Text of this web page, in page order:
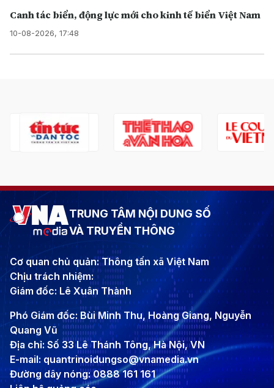
Canh tác biển, động lực mới cho kinh tế biển Việt Nam
10-08-2026, 17:48
TRUNG TÂM NỘI DUNG SỐ
VÀ TRUYỀN THÔNG
Cơ quan chủ quản: Thông tấn xã Việt Nam
Chịu trách nhiệm:
Giám đốc: Lê Xuân Thành
Phó Giám đốc: Bùi Minh Thu, Hoàng Giang, Nguyễn
Quang Vũ
Địa chỉ: Số 33 Lê Thánh Tông, Hà Nội, VN
E-mail: quantrinoidungso@vnamedia.vn
Đường dây nóng: 0888 161 161